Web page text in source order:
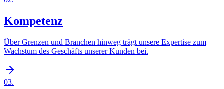
Kompetenz
Über Grenzen und Branchen hinweg trägt unsere Expertise zum
Wachstum des Geschäfts unserer Kunden bei.
03.